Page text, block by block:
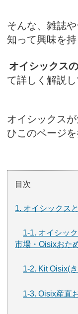
そんな、雑誌
知って興味を
オイシックス
て詳しく解説し
オイシックス
ひこのページ
目次
1. オイシックス
1-1. オイシッ
市場・Oisixおた
1-2. Kit Oisix(
1-3. Oisix産直